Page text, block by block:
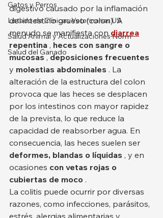
Gatos y Perros
Listado de Clínicas Veterinarias US
Salud Animal y Actualizaciones Norm
Salud del Ganado
digestivo causado por la inflamación
del intestino grueso (colon). A
menudo se manifiesta con diarrea
repentina , heces con sangre o
mucosas , deposiciones frecuentes
y molestias abdominales . La
alteración de la estructura del colon
provoca que las heces se desplacen
por los intestinos con mayor rapidez
de la prevista, lo que reduce la
capacidad de reabsorber agua. En
consecuencia, las heces suelen ser
deformes, blandas o líquidas , y en
ocasiones con vetas rojas o
cubiertas de moco .
La colitis puede ocurrir por diversas
razones, como infecciones, parásitos,
estrés, alergias alimentarias y